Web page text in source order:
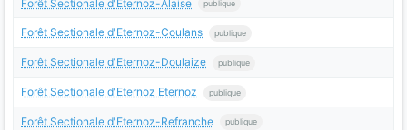
Forêt Sectionale d'Eternoz-Alaise publique
Forêt Sectionale d'Eternoz-Coulans publique
Forêt Sectionale d'Eternoz-Doulaize publique
Forêt Sectionale d'Eternoz Eternoz publique
Forêt Sectionale d'Eternoz-Refranche publique